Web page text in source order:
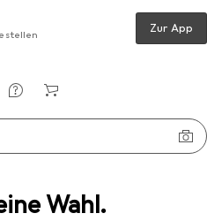
Wahl.
Zur App
608 & CF Twin MS